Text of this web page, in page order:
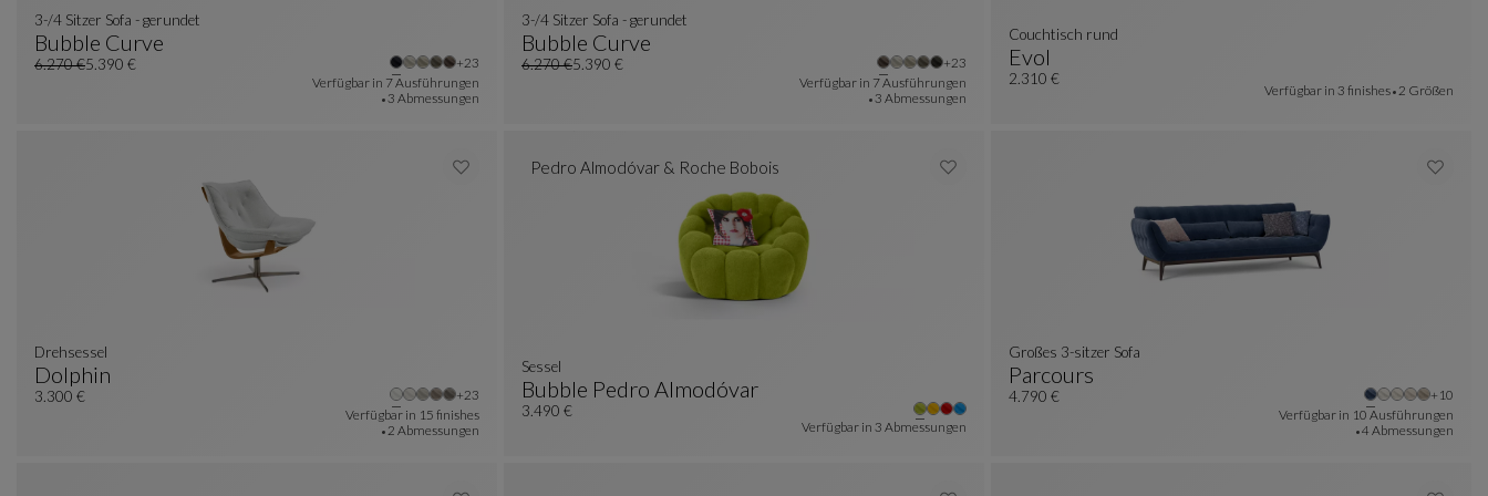
Bubble Curve
3-/4 Sitzer Sofa - Gerundet
Siehe Vollständige Beschreibung
3-/4 Sitzer Sofa - gerundet
6.270 €5.390 €
+23Weitere Farben : 23 verfügbare farben
Verfügbar in 7 Ausführungen
3 Abmessungen
Bubble Curve
3-/4 Sitzer Sofa - Gerundet
Siehe Vollständige Beschreibung
3-/4 Sitzer Sofa - gerundet
6.270 €5.390 €
+23Weitere Farben : 23 verfügbare farben
Verfügbar in 7 Ausführungen
3 Abmessungen
Evol
Couchtisch Rund
Siehe Vollständige Beschreibung
couchtisch rund
2.310 €
Verfügbar in 3 finishes 2 Größen
Dolphin
Drehsessel
Siehe Vollständige Beschreibung
drehsessel
3.300 € +23Weitere Farben : 23 verfügbare farben
Verfügbar in 15 finishes
2 Abmessungen
Pedro Almodóvar & Roche Bobois
Bubble Pedro Almodóvar
Sessel
Siehe Vollständige Beschreibung
sessel
3.490 €
Verfügbar in 3 Abmessungen
Parcours
Großes 3-Sitzer Sofa
Siehe Vollständige Beschreibung
Großes 3-sitzer Sofa
4.790 € +10Weitere
Verfügbar in 10 Ausführungen
4 Abmessungen